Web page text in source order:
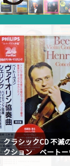
クラシックCD 不滅
クション ベートー